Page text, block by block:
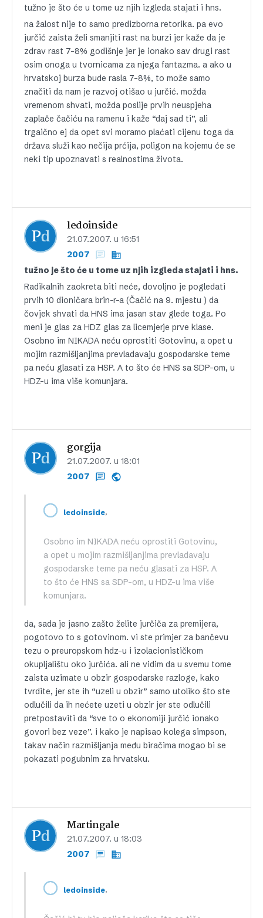
tužno je što će u tome uz njih izgleda stajati i hns.
na žalost nije to samo predizborna retorika. pa evo
jurčić zaista želi smanjiti rast na burzi jer kaže da je
zdrav rast 7-8% godišnje jer je ionako sav drugi rast
osim onoga u tvornicama za njega fantazma. a ako u
hrvatskoj burza bude rasla 7-8%, to može samo
značiti da nam je razvoj otišao u jurčić. možda
vremenom shvati, možda poslije prvih neuspjeha
zaplače čačiću na ramenu i kaže “daj sad ti”, ali
trgaično ej da opet svi moramo plaćati cijenu toga da
država služi kao nečija prćija, poligon na kojemu će se
neki tip upoznavati s realnostima života.
ledoinside
21.07.2007. u 16:51
2007
tužno je što će u tome uz njih izgleda stajati i hns.
Radikalnih zaokreta biti neće, dovoljno je pogledati
prvih 10 dioničara brin-r-a (Čačić na 9. mjestu ) da
čovjek shvati da HNS ima jasan stav glede toga. Po
meni je glas za HDZ glas za licemjerje prve klase.
Osobno im NIKADA neću oprostiti Gotovinu, a opet u
mojim razmišljanjima prevladavaju gospodarske teme
pa neću glasati za HSP. A to što će HNS sa SDP-om, u
HDZ-u ima više komunjara.
gorgija
21.07.2007. u 18:01
2007
ledoinside,
Osobno im NIKADA neću oprostiti Gotovinu,
a opet u mojim razmišljanjima prevladavaju
gospodarske teme pa neću glasati za HSP. A
to što će HNS sa SDP-om, u HDZ-u ima više
komunjara.
da, sada je jasno zašto želite jurčiča za premijera,
pogotovo to s gotovinom. vi ste primjer za bančevu
tezu o preuropskom hdz-u i izolacionističkom
okupljalištu oko jurčića. ali ne vidim da u svemu tome
zaista uzimate u obzir gospodarske razloge, kako
tvrdite, jer ste ih “uzeli u obzir” samo utoliko što ste
odlučili da ih nećete uzeti u obzir jer ste odlučili
pretpostaviti da “sve to o ekonomiji jurčić ionako
govori bez veze”. i kako je napisao kolega simpson,
takav način razmišljanja među biračima mogao bi se
pokazati pogubnim za hrvatsku.
Martingale
21.07.2007. u 18:03
2007
ledoinside,